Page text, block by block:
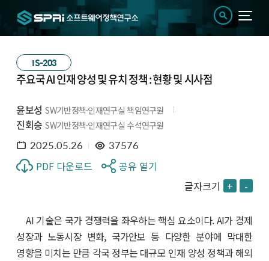
IS-203
주요국 AI 인재 양성 및 유치 정책 : 현황 및 시사점
윤보성 SW기반정책·인재연구실 책임연구원
진회승 SW기반정책·인재연구실 수석연구원
2025.05.26 37576
PDF 다운로드
공유 열기
글자크기 + -
AI 기술은 국가 경쟁력을 좌우하는 핵심 요소이다. AI가 경제
성장과 노동시장 변화, 국가안보 등 다양한 분야에 막대한
영향을 미치는 만큼 각국 정부는 대규모 인재 양성 정책과 해외